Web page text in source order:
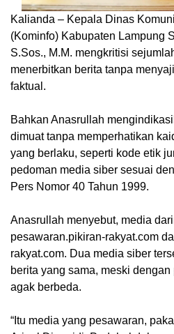
Kalianda – Kepala Dinas
(Kominfo) Kabupaten Lampung
S.Sos., M.M. mengkritisi
menerbitkan berita tanpa
faktual.
Bahkan Anasrullah
dimuat tanpa memperhatikan
yang berlaku, seperti kode etik
pedoman media siber sesuai
Pers Nomor 40 Tahun 1999.
Anasrullah menyebut, media
pesawaran.pikiran-rakyat.com
rakyat.com. Dua media siber
berita yang sama, meski
agak berbeda.
“Itu media yang pesawaran,